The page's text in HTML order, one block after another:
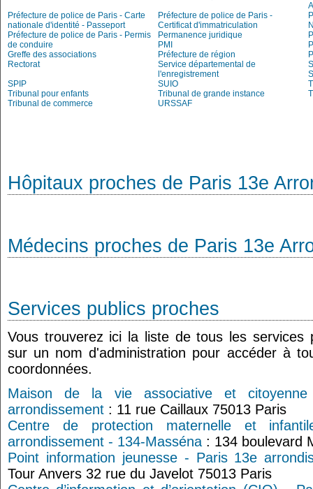
Préfecture de police de Paris - Carte
nationale d'identité - Passeport
Préfecture de police de Paris -
Certificat d'immatriculation
Préfecture de police de Paris - Permis
de conduire
Permanence juridique
PMI
Greffe des associations
Préfecture de région
Rectorat
Service départemental de
l'enregistrement
SPIP
SUIO
Tribunal pour enfants
Tribunal de grande instance
Tribunal de commerce
URSSAF
Hôpitaux proches de Paris 13e
Médecins proches de Paris 13e
Services publics proches
Vous trouverez ici la liste de tous les services
sur un nom d'administration pour accéder à
coordonnées.
Maison de la vie associative et
arrondissement : 11 rue Caillaux 75013 Paris
Centre de protection maternelle et
arrondissement - 134-Masséna : 134 boulevard
Point information jeunesse - Paris 13e
Tour Anvers 32 rue du Javelot 75013 Paris